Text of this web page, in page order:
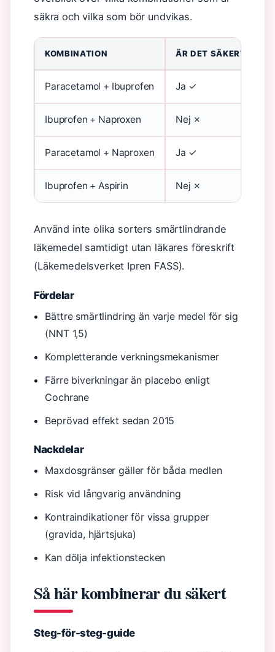
säkra och vilka som bör undvikas.
KOMBINATION ÄR DET SÄKERT?
Paracetamol + Ibuprofen Ja ✓
Ibuprofen + Naproxen Nej ✗
Paracetamol + Naproxen Ja ✓
Ibuprofen + Aspirin Nej ✗
Använd inte olika sorters smärtlindrande
läkemedel samtidigt utan läkares föreskrift
(Läkemedelsverket Ipren FASS).
Fördelar
Bättre smärtlindring än varje medel för sig
(NNT 1,5)
Kompletterande verkningsmekanismer
Färre biverkningar än placebo enligt
Cochrane
Beprövad effekt sedan 2015
Nackdelar
Maxdosgränser gäller för båda medlen
Risk vid långvarig användning
Kontraindikationer för vissa grupper
(gravida, hjärtsjuka)
Kan dölja infektionstecken
Så här kombinerar du säkert
Steg-för-steg-guide